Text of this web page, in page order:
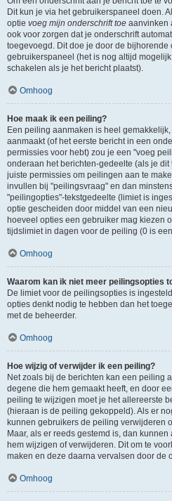
Dit kun je via het gebruikerspaneel doen.
optie voeg mijn onderschrift toe aanvinken
ook voor zorgen dat je onderschrift
toegevoegd. Dit doe je door de bijhorende
gebruikerspaneel (het is nog altijd
schakelen als je het bericht plaatst).
Omhoog
Hoe maak ik een peiling?
Een peiling aanmaken is heel
aanmaakt (of het eerste bericht in een
permissies voor hebt) zou je een "voeg
onderaan het berichten-gedeelte (als je
juiste permissies om peilingen aan te
invullen bij "peilingsvraag" en dan
"peilingopties"-tekstgedeelte (limiet is
optie gescheiden door middel van een
hoeveel opties een gebruiker mag kiezen
tijdslimiet in dagen voor de peiling (0 is
Omhoog
Waarom kan ik niet meer peilingsopties
De limiet voor de peilingsopties is
opties denkt nodig te hebben dan het
met de beheerder.
Omhoog
Hoe wijzig of verwijder ik een peiling?
Net zoals bij de berichten kan een peiling
degene die hem gemaakt heeft, en door
peiling te wijzigen moet je het allereerste
(hieraan is de peiling gekoppeld). Als er
kunnen gebruikers de peiling verwijderen
Maar, als er reeds gestemd is, dan
hem wijzigen of verwijderen. Dit om te
maken en deze daarna vervalsen door de
Omhoog